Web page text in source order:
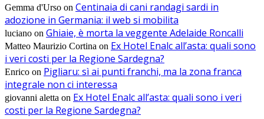
Gemma d'Urso on Centinaia di cani randagi sardi in
adozione in Germania: il web si mobilita
luciano on Ghiaie, è morta la veggente Adelaide Roncalli
Matteo Maurizio Cortina on Ex Hotel Enalc all’asta: quali sono
i veri costi per la Regione Sardegna?
Enrico on Pigliaru: sì ai punti franchi, ma la zona franca
integrale non ci interessa
giovanni aletta on Ex Hotel Enalc all’asta: quali sono i veri
costi per la Regione Sardegna?